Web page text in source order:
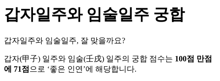
갑자일주와 임술일주 궁합
갑자일주와 임술일주, 잘 맞을까요?
갑자(甲子) 일주와 임술(壬戌) 일주의 궁합 점수는 100점 만점
에 71점 으로 ‘좋은 인연 ’에 해당합니다.